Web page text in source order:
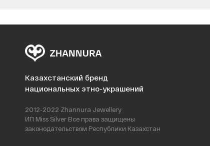
Казахстанский бренд
национальных этно-украшений
2012-2022 Zhannura Jewellery
ИП Miss Silver Все права защищены
законодательством Республики Казахстан